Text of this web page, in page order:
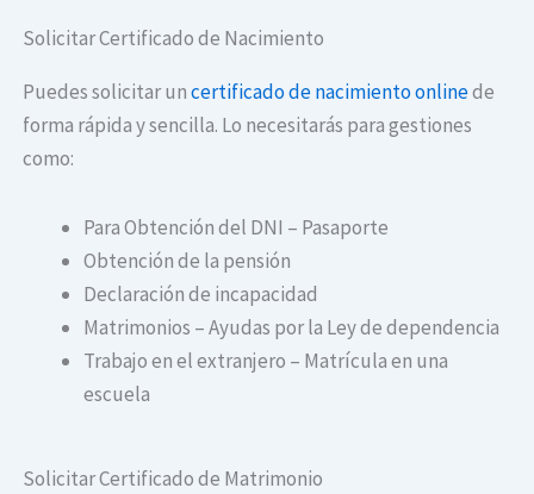
Solicitar Certificado de Nacimiento
Puedes solicitar uncertificado de nacimiento onlinede
forma rápida y sencilla. Lo necesitarás para gestiones
como:
Para Obtención del DNI – Pasaporte
Obtención de la pensión
Declaración de incapacidad
Matrimonios – Ayudas por la Ley de dependencia
Trabajo en el extranjero – Matrícula en una
escuela
Solicitar Certificado de Matrimonio